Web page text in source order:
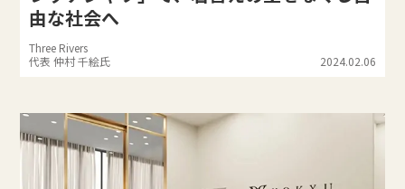
由な社会へ
Three Rivers
代表 仲村 千絵氏
2024.02.06